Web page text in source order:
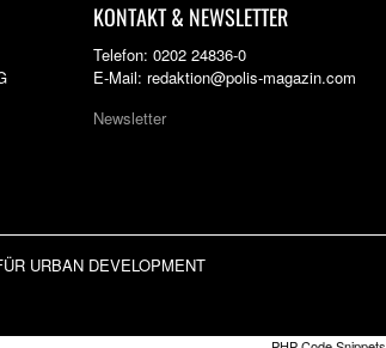
KONTAKT & NEWSLETTER
Telefon: 0202 24836-0
E-Mail: redaktion@polis-magazin.com
Newsletter
URBAN DEVELOPMENT